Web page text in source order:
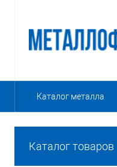
Каталог металла
Каталог товаров